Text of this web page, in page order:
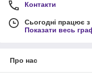
Контакти
Сьогодні працює
Показати весь
Про нас